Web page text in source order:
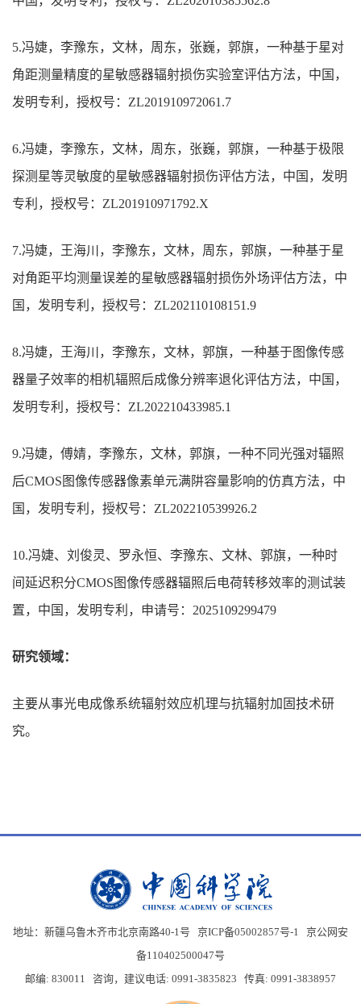
5.冯婕，李豫东，文林，周东，张巍，郭旗，一种基于星对
角距测量精度的星敏感器辐射损伤实验室评估方法，中国，
发明专利，授权号：ZL201910972061.7
6.冯婕，李豫东，文林，周东，张巍，郭旗，一种基于极限
探测星等灵敏度的星敏感器辐射损伤评估方法，中国，发明
专利，授权号：ZL201910971792.X
7.冯婕，王海川，李豫东，文林，周东，郭旗，一种基于星
对角距平均测量误差的星敏感器辐射损伤外场评估方法，中
国，发明专利，授权号：ZL202110108151.9
8.冯婕，王海川，李豫东，文林，郭旗，一种基于图像传感
器量子效率的相机辐照后成像分辨率退化评估方法，中国，
发明专利，授权号：ZL202210433985.1
9.冯婕，傅婧，李豫东，文林，郭旗，一种不同光强对辐照
后CMOS图像传感器像素单元满阱容量影响的仿真方法，中
国，发明专利，授权号：ZL202210539926.2
10.冯婕、刘俊灵、罗永恒、李豫东、文林、郭旗，一种时
间延迟积分CMOS 图像传感器辐照后电荷转移效率的测试装
置，中国，发明专利，申请号： 2025109299479
研究领域：
主要从事光电成像系统辐射效应机理与抗辐射加固技术研
究。
地址：新疆乌鲁木齐市北京南路40-1号 京ICP备05002857号-1 京公网安
备110402500047号
邮编: 830011 咨询，建议电话: 0991-3835823 传真: 0991-3838957